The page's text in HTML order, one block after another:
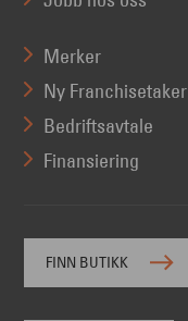
Merker
Ny Franchisetaker
Bedriftsavtale
Finansiering
FINN BUTIKK